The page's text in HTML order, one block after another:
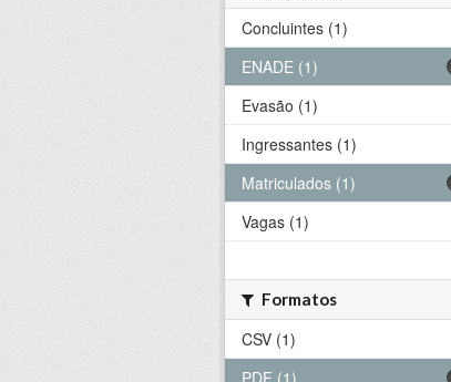
Concluintes (1)
ENADE (1)
Evasão (1)
Ingressantes (1)
Matriculados (1)
Vagas (1)
Formatos
CSV (1)